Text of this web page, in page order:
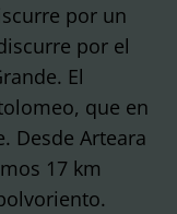
por un
por el
El
que en
Desde Arteara
17 km